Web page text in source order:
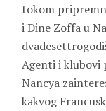
tokom
i Dine Zoffau
Agenti i klubovi
Nancya
kakvog